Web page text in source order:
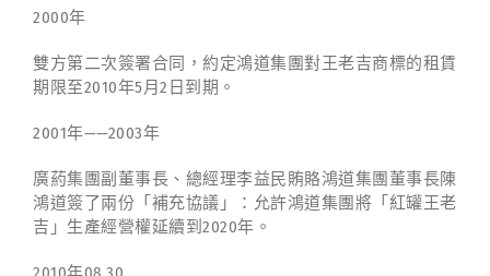
2000年
雙方第二次簽署合同，約定鴻道集團對王老吉商標的租賃
期限至2010年5月2日到期。
2001年——2003年
廣葯集團副董事長、總經理李益民賄賂鴻道集團董事長陳
鴻道簽了兩份「補充協議」：允許鴻道集團將「紅罐王老
吉」生產經營權延續到2020年。